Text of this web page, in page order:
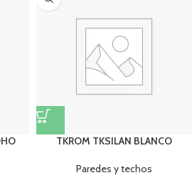
TKROM TKSILAN BLANCO
Paredes y techos